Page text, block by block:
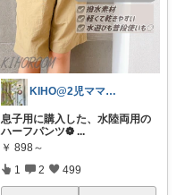
KIHO@2児ママ（👧小5👦小3）
息子用に購入した、水陸両用の
ハーフパンツ❁ ...
￥ 898～
1 2 499